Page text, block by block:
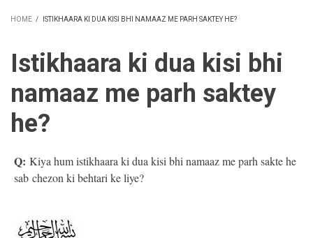
HOME / ISTIKHAARA KI DUA KISI BHI NAMAAZ ME PARH SAKTEY HE?
Istikhaara ki dua kisi bhi
namaaz me parh saktey
he?
Q: Kiya hum istikhaara ki dua kisi bhi namaaz me parh sakte he
sab chezon ki behtari ke liye?